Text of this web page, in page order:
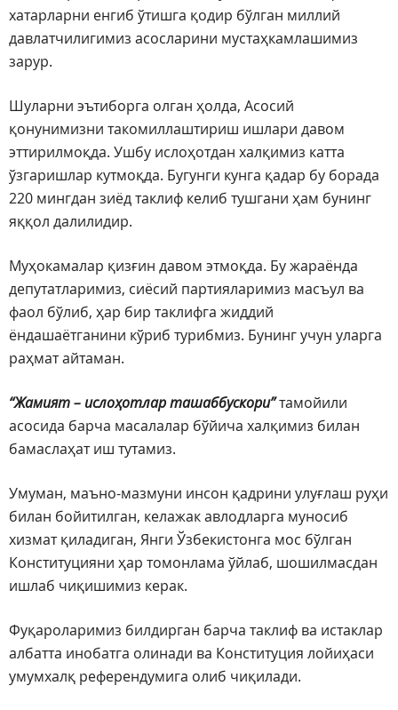
хатарларни енгиб ўтишга қодир бўлган миллий
давлатчилигимиз асосларини мустаҳкамлашимиз
зарур.
Шуларни эътиборга олган ҳолда, Асосий
қонунимизни такомиллаштириш ишлари давом
эттирилмоқда. Ушбу ислоҳотдан халқимиз катта
ўзгаришлар кутмоқда. Бугунги кунга қадар бу борада
220 мингдан зиёд таклиф келиб тушгани ҳам бунинг
яққол далилидир.
Муҳокамалар қизғин давом этмоқда. Бу жараёнда
депутатларимиз, сиёсий партияларимиз масъул ва
фаол бўлиб, ҳар бир таклифга жиддий
ёндашаётганини кўриб турибмиз. Бунинг учун уларга
раҳмат айтаман.
“Жамият – ислоҳотлар ташаббускори”тамойили
асосида барча масалалар бўйича халқимиз билан
бамаслаҳат иш тутамиз.
Умуман, маъно-мазмуни инсон қадрини улуғлаш руҳи
билан бойитилган, келажак авлодларга муносиб
хизмат қиладиган, Янги Ўзбекистонга мос бўлган
Конституцияни ҳар томонлама ўйлаб, шошилмасдан
ишлаб чиқишимиз керак.
Фуқароларимиз билдирган барча таклиф ва истаклар
албатта инобатга олинади ва Конституция лойиҳаси
умумхалқ референдумига олиб чиқилади.